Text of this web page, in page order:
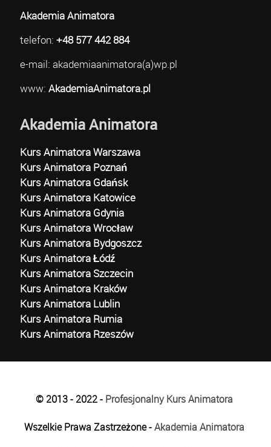
Akademia Animatora
telefon: +48 577 442 884
e-mail: akademiaanimatora(a)wp.pl
www: AkademiaAnimatora.pl
Akademia Animatora
Kurs Animatora Warszawa
Kurs Animatora Poznań
Kurs Animatora Gdańsk
Kurs Animatora Katowice
Kurs Animatora Gdynia
Kurs Animatora Wrocław
Kurs Animatora Bydgoszcz
Kurs Animatora Łódź
Kurs Animatora Szczecin
Kurs Animatora Kraków
Kurs Animatora Lublin
Kurs Animatora Rumia
Kurs Animatora Rzeszów
© 2013 - 2022 - Profesjonalny Kurs Animatora
Wszelkie Prawa Zastrzeżone -Akademia Animatora